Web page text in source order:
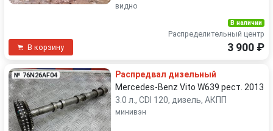
видно
В корзину
В наличии
Распределительный центр
3 900 ₽
№ 76N26AF04
Распредвал дизельный
Mercedes-Benz Vito W639 рест. 2013
3.0 л., CDI 120, дизель, АКПП
минивэн